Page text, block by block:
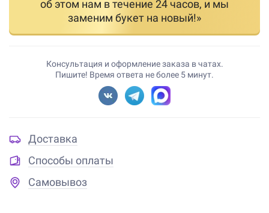
об этом нам в течение 24 часов, и мы
заменим букет на новый!»
Консультация и оформление заказа в чатах.
Пишите! Время ответа не более 5 минут.
Доставка
Способы оплаты
Самовывоз